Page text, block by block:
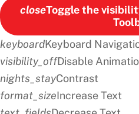
closeToggle the
keyboardKeyboard
visibility_offDisable
nights_stayContrast
format_sizeIncrease Text